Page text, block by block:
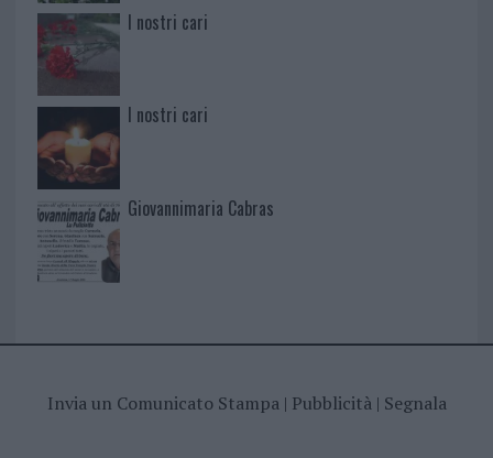
I nostri cari
I nostri cari
Giovannimaria Cabras
Invia un Comunicato Stampa| Pubblicità| Segnala